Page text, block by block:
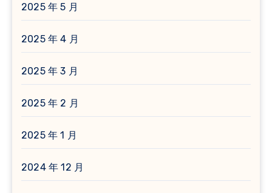
2025 年 5 月
2025 年 4 月
2025 年 3 月
2025 年 2 月
2025 年 1 月
2024 年 12 月